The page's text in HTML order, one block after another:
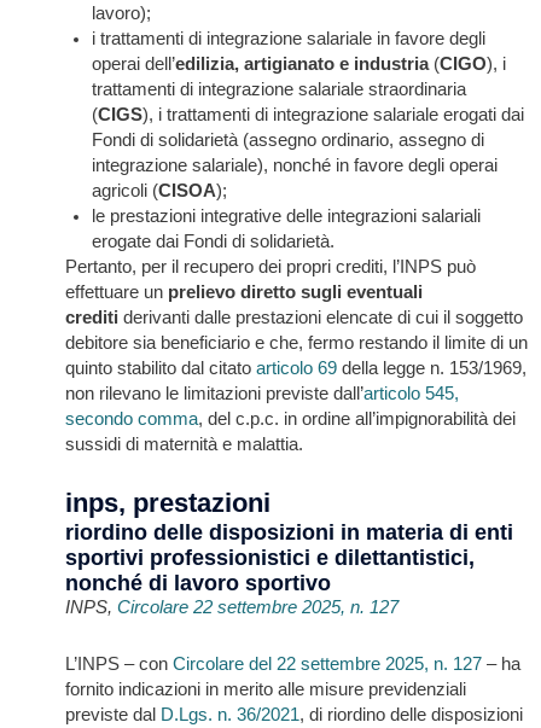
lavoro);
i trattamenti di integrazione salariale in favore degli
operai dell’edilizia, artigianato e industria(CIGO), i
trattamenti di integrazione salariale straordinaria
(CIGS), i trattamenti di integrazione salariale erogati dai
Fondi di solidarietà (assegno ordinario, assegno di
integrazione salariale), nonché in favore degli operai
agricoli (CISOA);
le prestazioni integrative delle integrazioni salariali
erogate dai Fondi di solidarietà.
Pertanto, per il recupero dei propri crediti, l’INPS può
effettuare un prelievo diretto sugli eventuali
crediti derivanti dalle prestazioni elencate di cui il soggetto
debitore sia beneficiario e che, fermo restando il limite di un
quinto stabilito dal citato articolo 69della legge n. 153/1969,
non rilevano le limitazioni previste dall’articolo 545,
secondo comma, del c.p.c. in ordine all’impignorabilità dei
sussidi di maternità e malattia.
inps, prestazioni
riordino delle disposizioni in materia di enti
sportivi professionistici e dilettantistici,
nonché di lavoro sportivo
INPS, Circolare 22 settembre 2025, n. 127
L’INPS – con Circolare del 22 settembre 2025, n. 127– ha
fornito indicazioni in merito alle misure previdenziali
previste dal D.Lgs. n. 36/2021, di riordino delle disposizioni